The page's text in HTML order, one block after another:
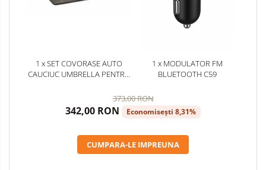
1 x SET COVORASE AUTO
CAUCIUC UMBRELLA PENTRU
1 x MODULATOR FM
BLUETOOTH C59
373,00 RON
342,00 RON Economisești 8,31%
CUMPARA-LE IMPREUNA